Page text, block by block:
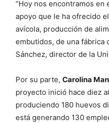
“Hoy nos encontramos en
apoyo que le ha ofrecido
avícola, producción de
embutidos, de una fábrica
Sánchez, director de la
Por su parte, Carolina
proyecto inició hace diez
produciendo 180 huevos
está generando 130